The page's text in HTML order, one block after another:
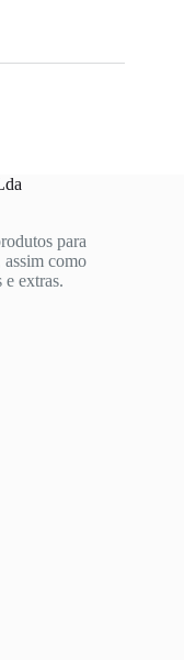
para
assim como
e extras.